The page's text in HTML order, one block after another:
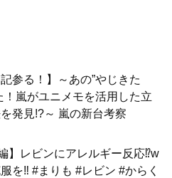
参る！】～あの”やじきた
！嵐がユニメモを活用した立
発見!?～ 嵐の新台考察
】レビンにアレルギー反応⁉w
を‼ #まりも #レビン #からく